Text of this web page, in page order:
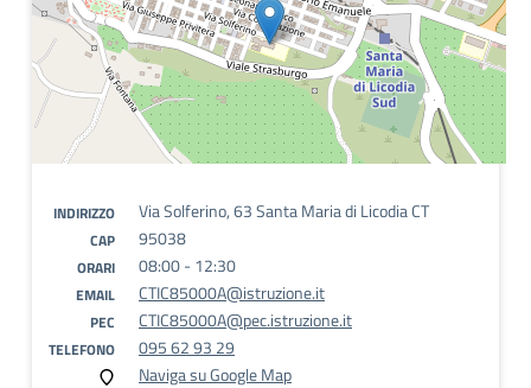
INDIRIZZO Via Solferino, 63 Santa Maria di Licodia CT
CAP 95038
ORARI 08:00 - 12:30
EMAIL CTIC85000A@istruzione.it
PEC CTIC85000A@pec.istruzione.it
TELEFONO
095 62 93 29
Naviga su Google Map